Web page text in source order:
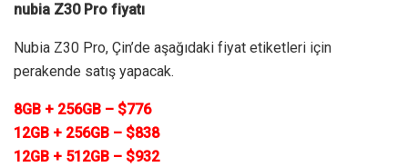
nubia Z30 Pro fiyatı
Nubia Z30 Pro, Çin’de aşağıdaki fiyat etiketleri için
perakende satış yapacak.
8GB + 256GB – $776
12GB + 256GB – $838
12GB + 512GB – $932